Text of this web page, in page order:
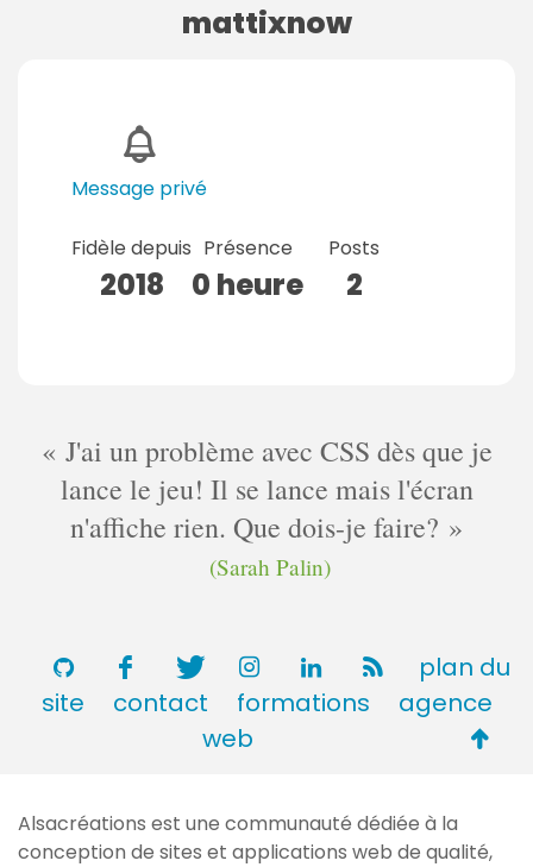
mattixnow
Message privé
Fidèle depuis
2018
Présence
0 heure
Posts
2
J'ai un problème avec CSS dès que je
lance le jeu! Il se lance mais l'écran
n'affiche rien. Que dois-je faire?
(Sarah Palin)
plan du
site
contact formations
agence
web
de
Alsacréations est une communauté dédiée à la
conception de sites et applications web de qualité,